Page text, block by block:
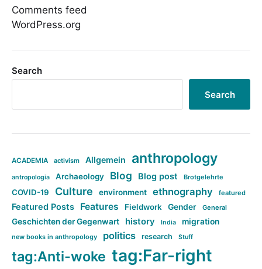
Comments feed
WordPress.org
Search
Search
ACADEMIA activism Allgemein anthropology
antropologia Archaeology Blog Blog post Brotgelehrte
COVID-19 Culture environment ethnography featured
Featured Posts Features Fieldwork Gender General
Geschichten der Gegenwart history India migration
new books in anthropology politics research Stuff
tag:Anti-woke tag:Far-right